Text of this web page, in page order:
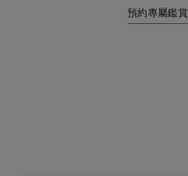
預約專屬鑑賞